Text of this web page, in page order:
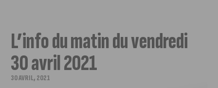
L’info du matin du vendredi
30 avril 2021
30 AVRIL, 2021